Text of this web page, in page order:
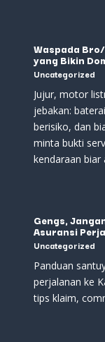
Waspada
yang Bikin
Uncategorized
Jujur, motor
jebakan:
berisiko, dan
minta bukti
kendaraan biar
Gengs,
Asuransi
Uncategorized
Panduan
perjalanan ke
tips klaim,